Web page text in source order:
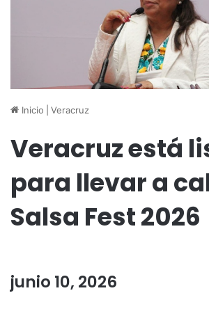
Inicio Veracruz
Veracruz está
para llevar a
Salsa Fest 2026
junio 10, 2026